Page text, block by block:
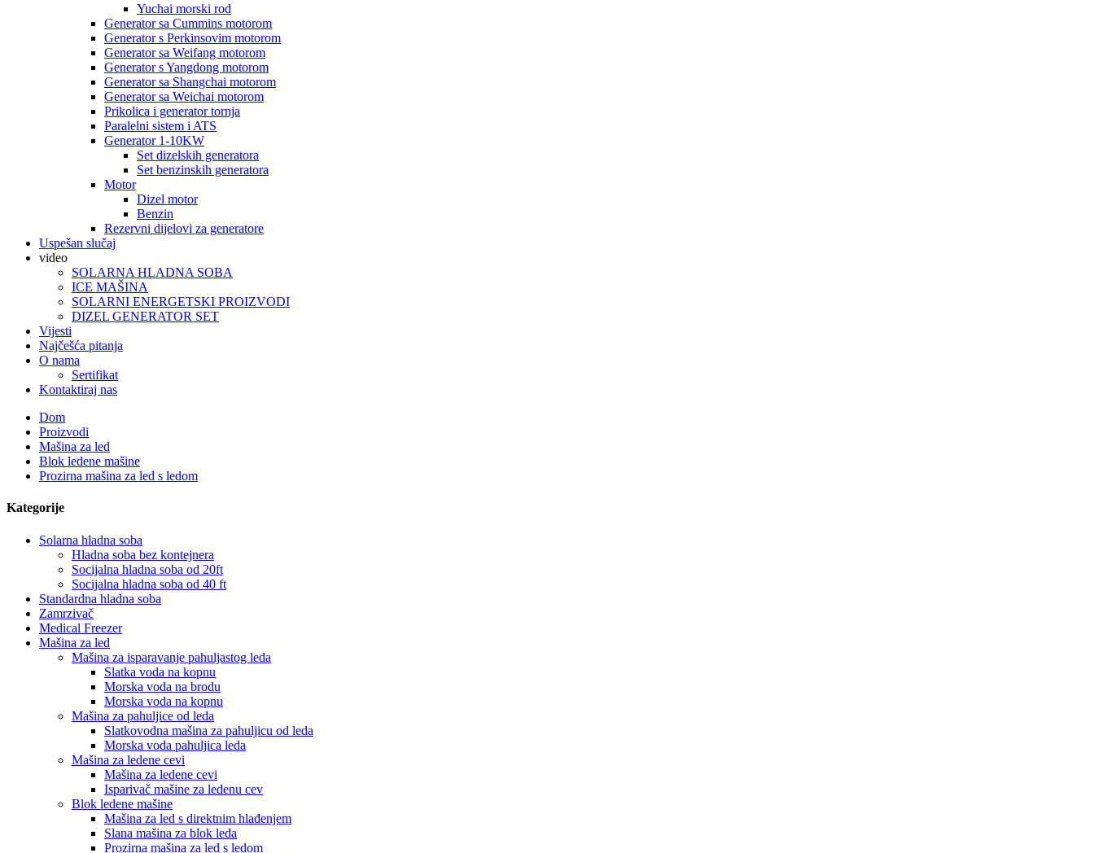
Yuchai morski rod
Generator sa Cummins motorom
Generator s Perkinsovim motorom
Generator sa Weifang motorom
Generator s Yangdong motorom
Generator sa Shangchai motorom
Generator sa Weichai motorom
Prikolica i generator tornja
Paralelni sistem i ATS
Generator 1-10KW
Set dizelskih generatora
Set benzinskih generatora
Motor
Dizel motor
Benzin
Rezervni dijelovi za generatore
Uspešan slučaj
video
SOLARNA HLADNA SOBA
ICE MAŠINA
SOLARNI ENERGETSKI PROIZVODI
DIZEL GENERATOR SET
Vijesti
Najčešća pitanja
O nama
Sertifikat
Kontaktiraj nas
Dom
Proizvodi
Mašina za led
Blok ledene mašine
Prozirna mašina za led s ledom
Kategorije
Solarna hladna soba
Hladna soba bez kontejnera
Socijalna hladna soba od 20ft
Socijalna hladna soba od 40 ft
Standardna hladna soba
Zamrzivač
Medical Freezer
Mašina za led
Mašina za isparavanje pahuljastog leda
Slatka voda na kopnu
Morska voda na brodu
Morska voda na kopnu
Mašina za pahuljice od leda
Slatkovodna mašina za pahuljicu od leda
Morska voda pahuljica leda
Mašina za ledene cevi
Mašina za ledene cevi
Isparivač mašine za ledenu cev
Blok ledene mašine
Mašina za led s direktnim hlađenjem
Slana mašina za blok leda
Prozirna mašina za led s ledom